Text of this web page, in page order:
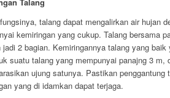
talang dapat mengalirkan air hujan
kemiringan yang cukup. Talang bersama
jadi 2 bagian. Kemiringannya talang yang
suatu talang yang mempunyai panajng 3
ujung satunya. Pastikan
yang di idamkan dapat terjaga.